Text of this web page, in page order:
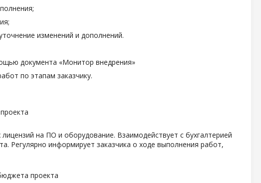
изменений и дополнений.
документа «Монитор внедрения»
по этапам заказчику.
на ПО и оборудование. Взаимодействует с бухгалтерией
Регулярно информирует заказчика о ходе выполнения работ,
проекта